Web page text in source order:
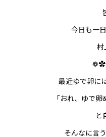
今日も一
村
最近ゆで卵に
「おれ、ゆで卵
と
そんなに言